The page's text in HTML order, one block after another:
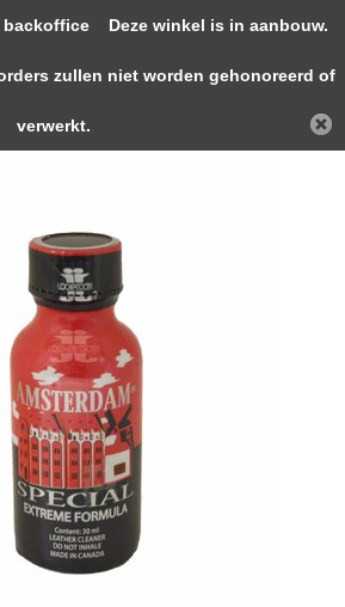
Special EXTREME 30ml
backoffice Deze winkel is in aanbouw.
zullen niet worden gehonoreerd of
verwerkt.